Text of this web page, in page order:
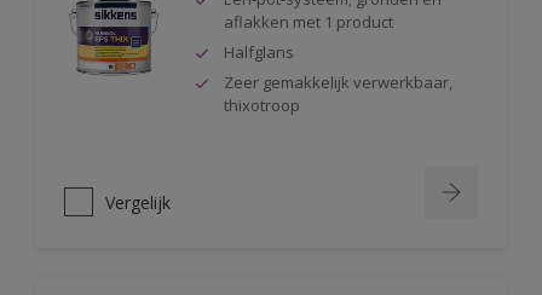
aflakken met 1 product
Halfglans
Zeer gemakkelijk verwerkbaar,
thixotroop
Vergelijk